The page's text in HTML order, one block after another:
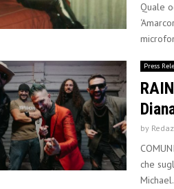
Quale
Press
by
che